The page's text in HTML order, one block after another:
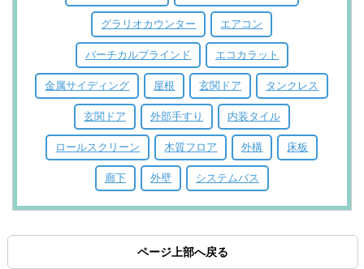
グラリオカウンター エアコン
バーチカルブラインド エコカラット
金属サイディング 屋根 玄関ドア タンクレス
玄関ドア 外部手すり 内装タイル
ロールスクリーン 木質フロア 外構 床板
廊下 外壁 システムバス
ページ上部へ戻る